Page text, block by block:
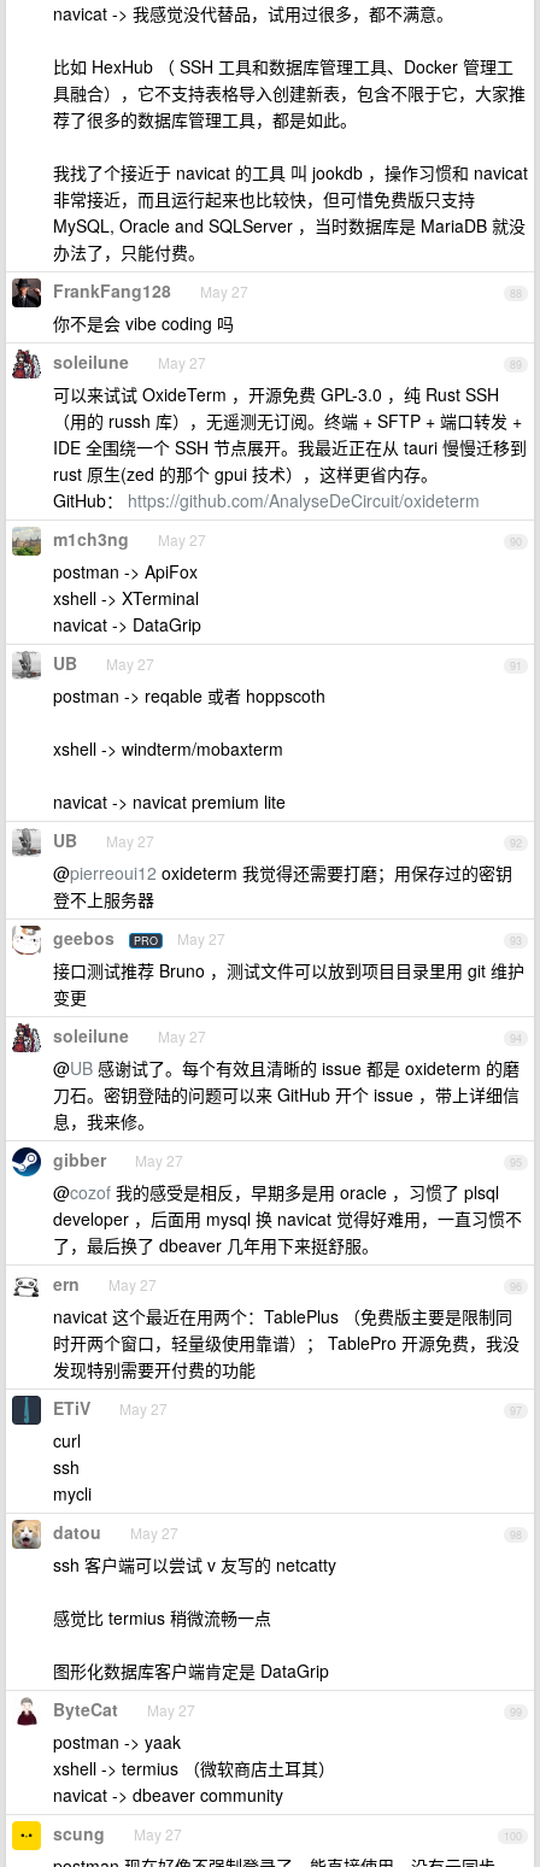
navicat -> 我感觉没代替品，试用过很多，都不满意。
比如 HexHub （ SSH 工具和数据库管理工具、Docker 管理工
具融合），它不支持表格导入创建新表，包含不限于它，大家推
荐了很多的数据库管理工具，都是如此。
我找了个接近于 navicat 的工具 叫 jookdb ，操作习惯和 navicat
非常接近，而且运行起来也比较快，但可惜免费版只支持
MySQL, Oracle and SQLServer ，当时数据库是 MariaDB 就没
办法了，只能付费。
88
FrankFang128 May 27
你不是会 vibe coding 吗
89
soleilune May 27
可以来试试 OxideTerm ，开源免费 GPL-3.0 ，纯 Rust SSH
（用的 russh 库），无遥测无订阅。终端 + SFTP + 端口转发 +
IDE 全围绕一个 SSH 节点展开。我最近正在从 tauri 慢慢迁移到
rust 原生(zed 的那个 gpui 技术），这样更省内存。
GitHub： https://github.com/AnalyseDeCircuit/oxideterm
90
m1ch3ng May 27
postman -> ApiFox
xshell -> XTerminal
navicat -> DataGrip
91
UB May 27
postman -> reqable 或者 hoppscoth
xshell -> windterm/mobaxterm
navicat -> navicat premium lite
92
UB May 27
@pierreoui12 oxideterm 我觉得还需要打磨；用保存过的密钥
登不上服务器
93
geebos PRO May 27
接口测试推荐 Bruno ，测试文件可以放到项目目录里用 git 维护
变更
94
soleilune May 27
@UB 感谢试了。每个有效且清晰的 issue 都是 oxideterm 的磨
刀石。密钥登陆的问题可以来 GitHub 开个 issue ，带上详细信
息，我来修。
95
gibber May 27
@cozof 我的感受是相反，早期多是用 oracle ，习惯了 plsql
developer ，后面用 mysql 换 navicat 觉得好难用，一直习惯不
了，最后换了 dbeaver 几年用下来挺舒服。
96
ern May 27
navicat 这个最近在用两个：TablePlus （免费版主要是限制同
时开两个窗口，轻量级使用靠谱）； TablePro 开源免费，我没
发现特别需要开付费的功能
97
ETiV May 27
curl
ssh
mycli
98
datou May 27
ssh 客户端可以尝试 v 友写的 netcatty
感觉比 termius 稍微流畅一点
图形化数据库客户端肯定是 DataGrip
99
ByteCat May 27
postman -> yaak
xshell -> termius （微软商店土耳其）
navicat -> dbeaver community
100
scung May 27